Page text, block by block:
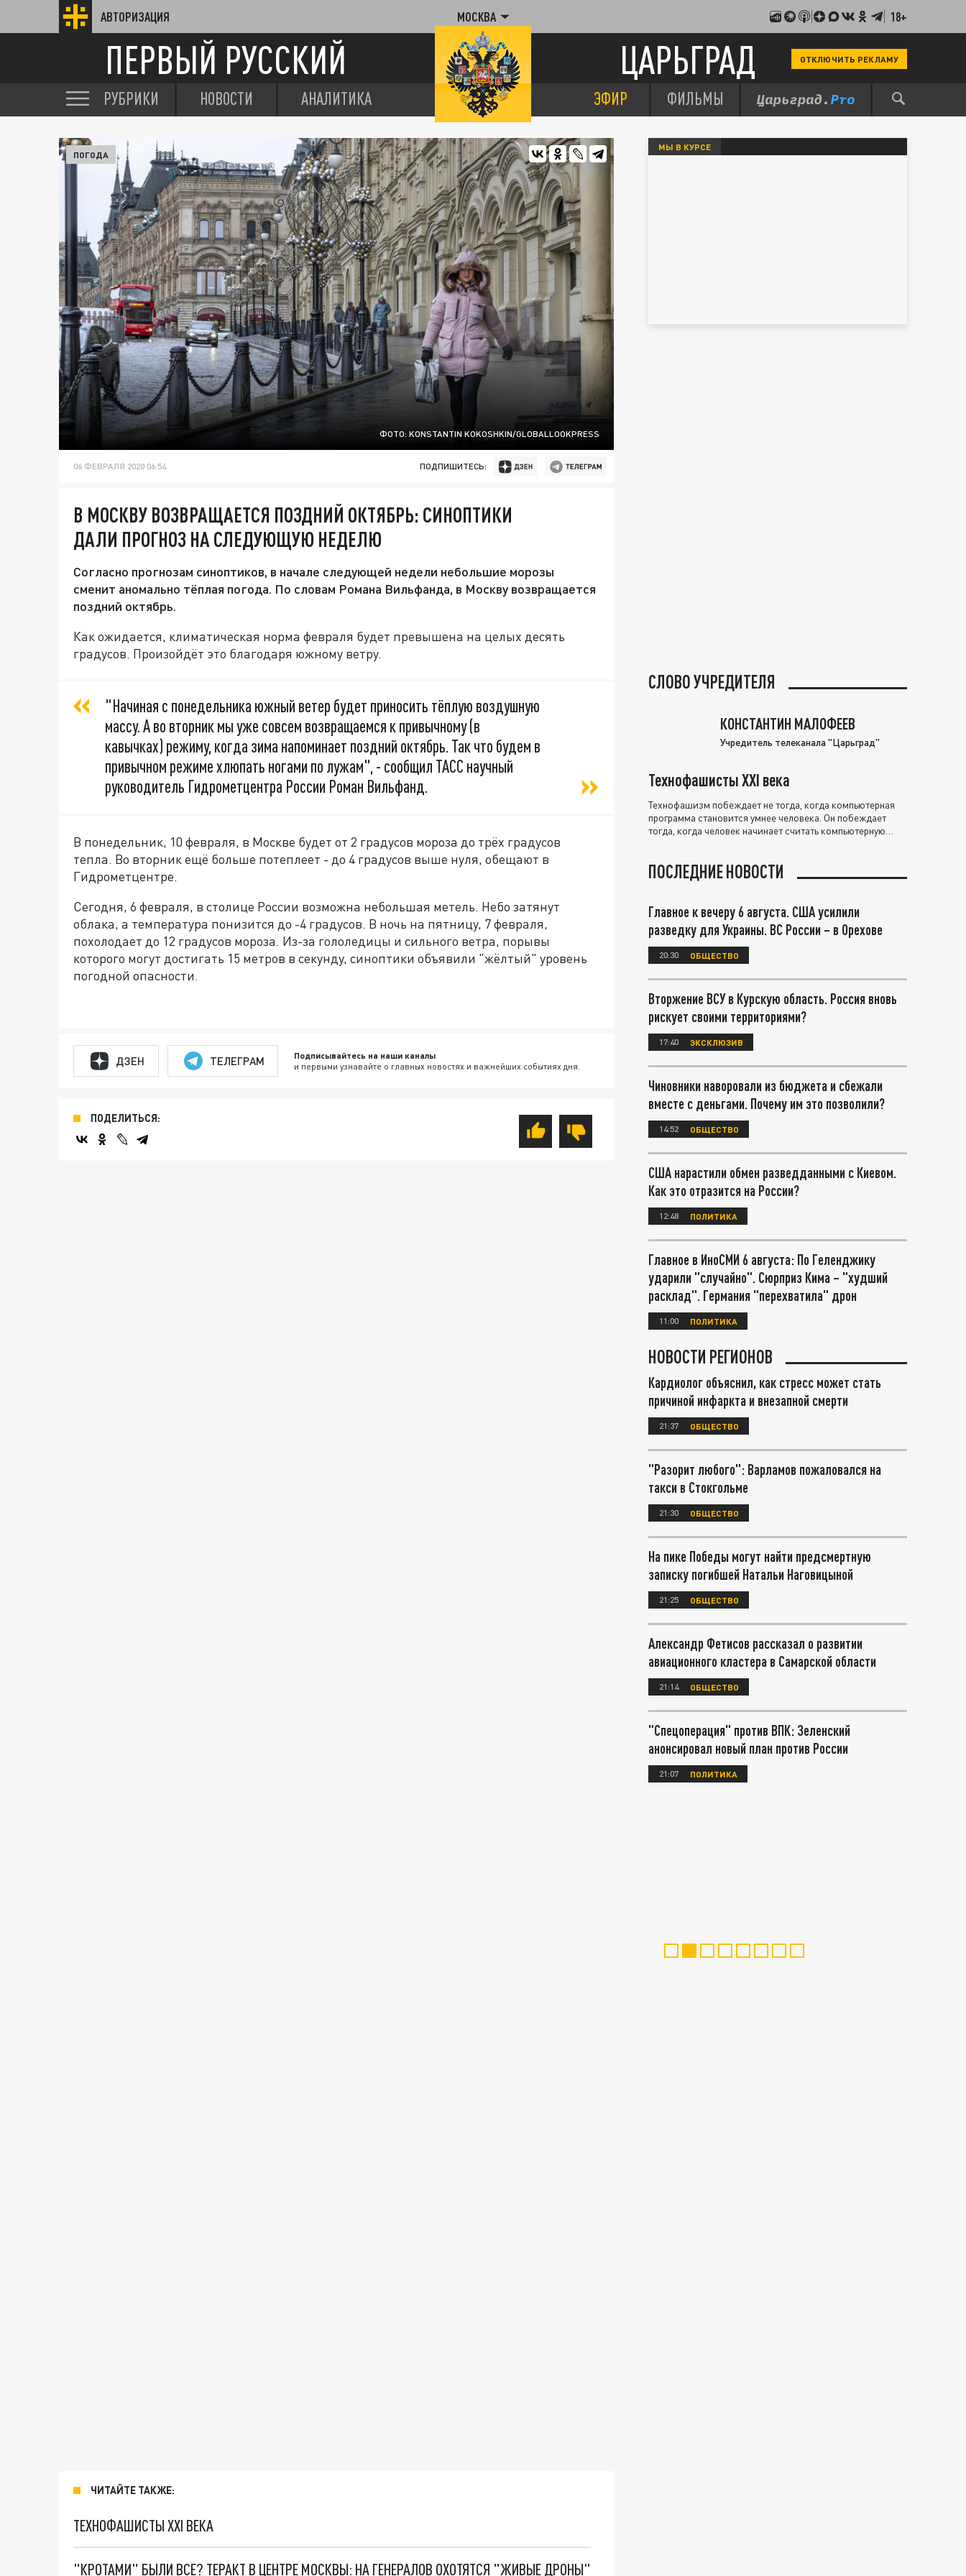
АВТОРИЗАЦИЯ МОСКВА 18+
ПЕРВЫЙ РУССКИЙ ЦАРЬГРАД ОТКЛЮЧИТЬ РЕКЛАМУ
РУБРИКИ НОВОСТИ АНАЛИТИКА ЭФИР ФИЛЬМЫ
ФОТО: KONSTANTIN KOKOSHKIN/GLOBALLOOKPRESS
ПОГОДА
06 ФЕВРАЛЯ 2020 06:54 ПОДПИШИТЕСЬ:
В МОСКВУ ВОЗВРАЩАЕТСЯ ПОЗДНИЙ ОКТЯБРЬ: СИНОПТИКИ
ДАЛИ ПРОГНОЗ НА СЛЕДУЮЩУЮ НЕДЕЛЮ
Согласно прогнозам синоптиков, в начале следующей недели небольшие морозы
сменит аномально тёплая погода. По словам Романа Вильфанда, в Москву возвращается
поздний октябрь.
Как ожидается, климатическая норма февраля будет превышена на целых десять
градусов. Произойдёт это благодаря южному ветру.
"Начиная с понедельника южный ветер будет приносить тёплую воздушную
массу. А во вторник мы уже совсем возвращаемся к привычному (в
кавычках) режиму, когда зима напоминает поздний октябрь. Так что будем в
привычном режиме хлюпать ногами по лужам", - сообщил ТАСС научный
руководитель Гидрометцентра России Роман Вильфанд.
В понедельник, 10 февраля, в Москве будет от 2 градусов мороза до трёх градусов
тепла. Во вторник ещё больше потеплеет - до 4 градусов выше нуля, обещают в
Гидрометцентре.
Сегодня, 6 февраля, в столице России возможна небольшая метель. Небо затянут
облака, а температура понизится до -4 градусов. В ночь на пятницу, 7 февраля,
похолодает до 12 градусов мороза. Из-за гололедицы и сильного ветра, порывы
которого могут достигать 15 метров в секунду, синоптики объявили "жёлтый" уровень
погодной опасности.
ДЗЕН ТЕЛЕГРАМ Подписывайтесь на наши каналы
и первыми узнавайте о главных новостях и важнейших событиях дня.
ПОДЕЛИТЬСЯ:
ЧИТАЙТЕ ТАКЖЕ:
ТЕХНОФАШИСТЫ XXI ВЕКА
"КРОТАМИ" БЫЛИ ВСЕ? ТЕРАКТ В ЦЕНТРЕ МОСКВЫ: НА ГЕНЕРАЛОВ ОХОТЯТСЯ "ЖИВЫЕ ДРОНЫ"
МЫ В КУРСЕ
СЛОВО УЧРЕДИТЕЛЯ
КОНСТАНТИН МАЛОФЕЕВ
Учредитель телеканала "Царьград"
Технофашисты XXI века
Технофашизм побеждает не тогда, когда компьютерная
программа становится умнее человека. Он побеждает
тогда, когда человек начинает считать компьютерную
ПОСЛЕДНИЕ НОВОСТИ
Главное к вечеру 6 августа. США усилили
разведку для Украины. ВС России – в Орехове
20:30 ОБЩЕСТВО
Вторжение ВСУ в Курскую область. Россия вновь
рискует своими территориями?
17:40 ЭКСКЛЮЗИВ
Чиновники наворовали из бюджета и сбежали
вместе с деньгами. Почему им это позволили?
14:52 ОБЩЕСТВО
США нарастили обмен разведданными с Киевом.
Как это отразится на России?
12:48 ПОЛИТИКА
Главное в ИноСМИ 6 августа: По Геленджику
ударили "случайно". Сюрприз Кима – "худший
расклад". Германия "перехватила" дрон
11:00 ПОЛИТИКА
НОВОСТИ РЕГИОНОВ
Кардиолог объяснил, как стресс может стать
причиной инфаркта и внезапной смерти
21:37 ОБЩЕСТВО
"Разорит любого": Варламов пожаловался на
такси в Стокгольме
21:30 ОБЩЕСТВО
На пике Победы могут найти предсмертную
записку погибшей Натальи Наговицыной
21:25 ОБЩЕСТВО
Александр Фетисов рассказал о развитии
авиационного кластера в Самарской области
21:14 ОБЩЕСТВО
"Спецоперация" против ВПК: Зеленский
анонсировал новый план против России
21:07 ПОЛИТИКА